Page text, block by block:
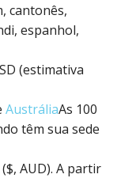
cantonês,
espanhol,
(estimativa
AustráliaAs 100
têm sua sede
AUD). A partir